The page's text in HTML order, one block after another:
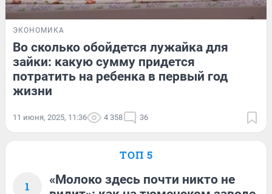
ЭКОНОМИКА
Во сколько обойдется лужайка для
зайки: какую сумму придется
потратить на ребенка в первый год
жизни
11 июня, 2025, 11:36 4 358 36
ТОП 5
1
«Молоко здесь почти никто не